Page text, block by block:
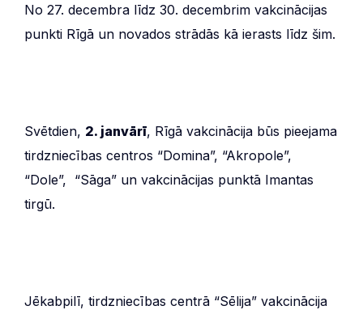
No 27. decembra līdz 30. decembrim vakcinācijas
punkti Rīgā un novados strādās kā ierasts līdz šim.
Svētdien, 2. janvārī, Rīgā vakcinācija būs pieejama
tirdzniecības centros “Domina”, “Akropole”,
“Dole”, “Sāga” un vakcinācijas punktā Imantas
tirgū.
Jēkabpilī, tirdzniecības centrā “Sēlija” vakcinācija